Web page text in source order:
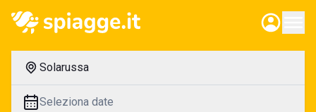
Solarussa
Seleziona date